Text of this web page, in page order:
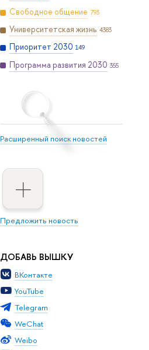
Свободное общение 793
Университетская жизнь 4383
Приоритет 2030 149
Программа развития 2030 355
Расширенный поиск новостей
Предложить новость
ДОБАВЬ ВЫШКУ
ВКонтакте
YouTube
Telegram
WeChat
Weibo